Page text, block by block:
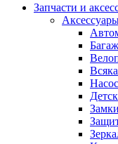
Запчасти и